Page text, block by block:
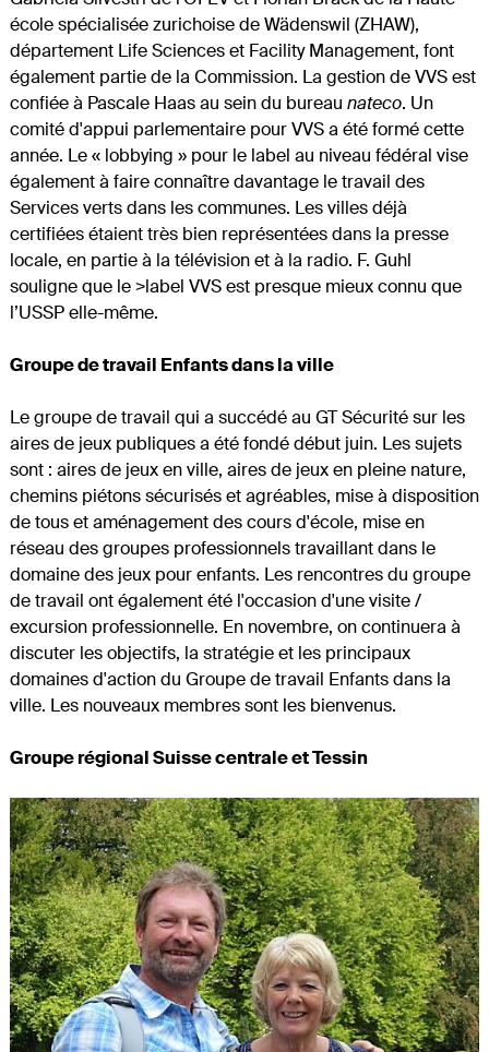
école spécialisée zurichoise de Wädenswil (ZHAW),
département Life Sciences et Facility Management, font
également partie de la Commission. La gestion de VVS est
confiée à Pascale Haas au sein du bureau nateco. Un
comité d'appui parlementaire pour VVS a été formé cette
année. Le « lobbying » pour le label au niveau fédéral vise
également à faire connaître davantage le travail des
Services verts dans les communes. Les villes déjà
certifiées étaient très bien représentées dans la presse
locale, en partie à la télévision et à la radio. F. Guhl
souligne que le >label VVS est presque mieux connu que
l’USSP elle-même.
Groupe de travail Enfants dans la ville
Le groupe de travail qui a succédé au GT Sécurité sur les
aires de jeux publiques a été fondé début juin. Les sujets
sont : aires de jeux en ville, aires de jeux en pleine nature,
chemins piétons sécurisés et agréables, mise à disposition
de tous et aménagement des cours d'école, mise en
réseau des groupes professionnels travaillant dans le
domaine des jeux pour enfants. Les rencontres du groupe
de travail ont également été l'occasion d'une visite /
excursion professionnelle. En novembre, on continuera à
discuter les objectifs, la stratégie et les principaux
domaines d'action du Groupe de travail Enfants dans la
ville. Les nouveaux membres sont les bienvenus.
Groupe régional Suisse centrale et Tessin